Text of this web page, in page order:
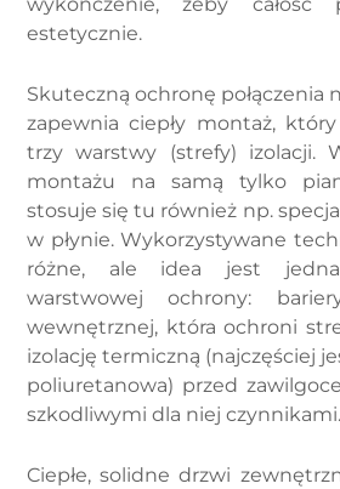
wykończenie, żeby całość
estetycznie.
Skuteczną ochronę połączenia
zapewnia ciepły montaż,
trzy warstwy (strefy) izolacji.
montażu na samą tylko
stosuje się tu również np.
w płynie. Wykorzystywane
różne, ale idea jest
warstwowej ochrony:
wewnętrznej, która ochroni
izolację termiczną (najczęściej
poliuretanowa) przed
szkodliwymi dla niej czynnikami.
Ciepłe, solidne drzwi